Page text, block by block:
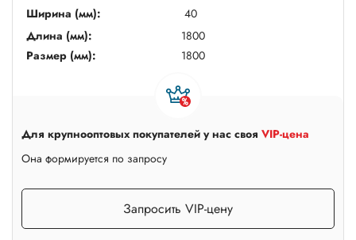
Ширина (мм):
40
Длина (мм):
1800
Размер (мм):
1800
Для крупнооптовых покупателей у нас своя VIP-цена
Она формируется по запросу
Запросить VIP-цену